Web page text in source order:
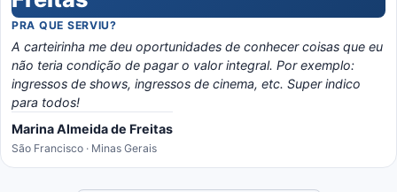
PRA QUE SERVIU?
A carteirinha me deu oportunidades de conhecer coisas que eu
não teria condição de pagar o valor integral. Por exemplo:
ingressos de shows, ingressos de cinema, etc. Super indico
para todos!
Marina Almeida de Freitas
São Francisco · Minas Gerais